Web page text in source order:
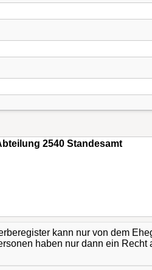
kann nur von dem
haben nur dann ein